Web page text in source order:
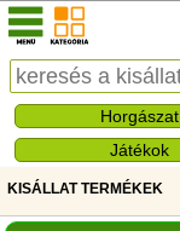
Horgászat
Játékok